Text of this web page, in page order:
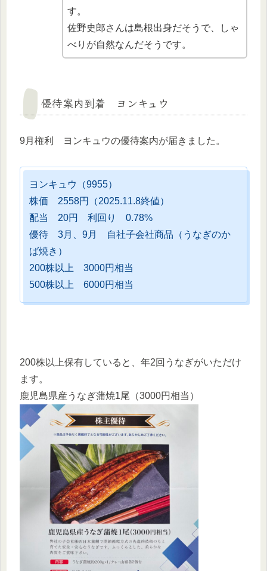
す。
佐野史郎さんは島根出身だそうで、しゃ
べりが自然なんだそうです。
優待案内到着 ヨンキュウ
9月権利 ヨンキュウの優待案内が届きました。
ヨンキュウ（9955）
株価 2558円（2025.11.8終値）
配当 20円 利回り 0.78%
優待 3月、9月 自社子会社商品（うなぎのか
ば焼き）
200株以上 3000円相当
500株以上 6000円相当
200株以上保有していると、年2回うなぎがいただけ
ます。
鹿児島県産うなぎ蒲焼1尾（3000円相当）